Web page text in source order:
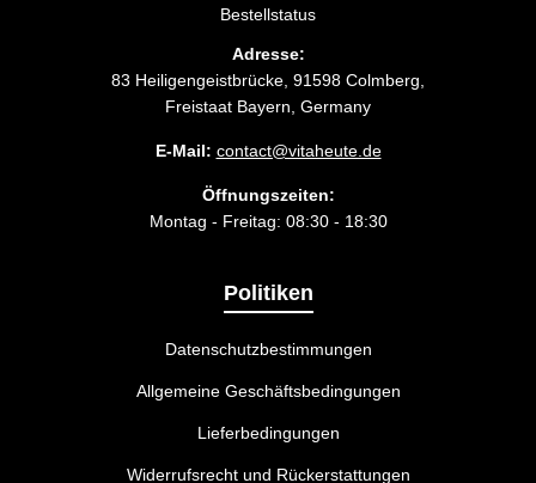
Bestellstatus
Adresse:
83 Heiligengeistbrücke, 91598 Colmberg,
Freistaat Bayern, Germany
E-Mail: contact@vitaheute.de
Öffnungszeiten:
Montag - Freitag: 08:30 - 18:30
Politiken
Datenschutzbestimmungen
Allgemeine Geschäftsbedingungen
Lieferbedingungen
Widerrufsrecht und Rückerstattungen